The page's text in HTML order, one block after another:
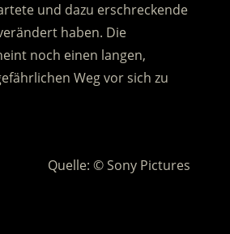
und dazu erschreckende
haben. Die
noch einen langen,
Weg vor sich zu
Quelle: © Sony Pictures